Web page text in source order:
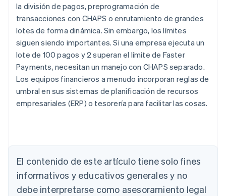
la división de pagos, preprogramación de
transacciones con CHAPS o enrutamiento de grandes
lotes de forma dinámica. Sin embargo, los límites
siguen siendo importantes. Si una empresa ejecuta un
lote de 100 pagos y 2 superan el límite de Faster
Payments, necesitan un manejo con CHAPS separado.
Los equipos financieros a menudo incorporan reglas de
umbral en sus sistemas de planificación de recursos
empresariales (ERP) o tesorería para facilitar las cosas.
El contenido de este artículo tiene solo fines
informativos y educativos generales y no
debe interpretarse como asesoramiento legal
Alemania
Deutsch
Australia
English